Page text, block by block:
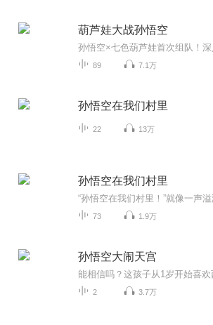
葫芦娃大战孙悟空
孙悟空×七色葫芦娃首次组队！深
89 7.1万
孙悟空在我们村里
22 13万
孙悟空在我们村里
73 1.9万
孙悟空大闹天宫
2 3.7万